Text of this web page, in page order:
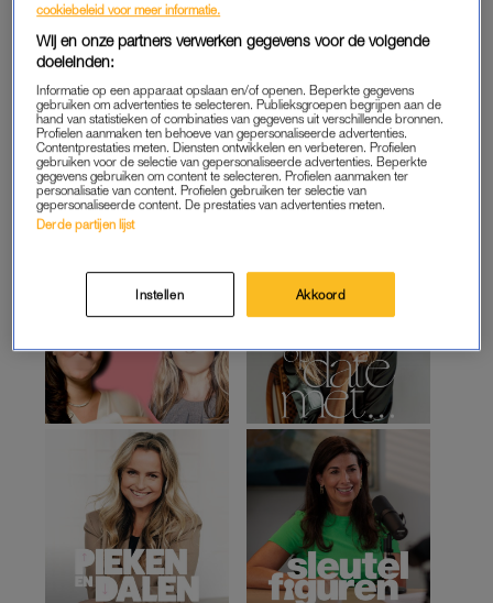
cookiebeleid voor meer informatie.
Wij en onze partners verwerken gegevens voor de volgende
doeleinden:
Informatie op een apparaat opslaan en/of openen. Beperkte gegevens
gebruiken om advertenties te selecteren. Publieksgroepen begrijpen aan de
hand van statistieken of combinaties van gegevens uit verschillende bronnen.
Profielen aanmaken ten behoeve van gepersonaliseerde advertenties.
Contentprestaties meten. Diensten ontwikkelen en verbeteren. Profielen
gebruiken voor de selectie van gepersonaliseerde advertenties. Beperkte
gegevens gebruiken om content te selecteren. Profielen aanmaken ter
personalisatie van content. Profielen gebruiken ter selectie van
gepersonaliseerde content. De prestaties van advertenties meten.
Derde partijen lijst
Instellen Akkoord